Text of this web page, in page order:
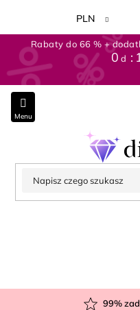
treści
Rabaty do 66 % +
0 d :
PLN
99%